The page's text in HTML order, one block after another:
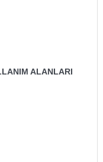
ALANLARI